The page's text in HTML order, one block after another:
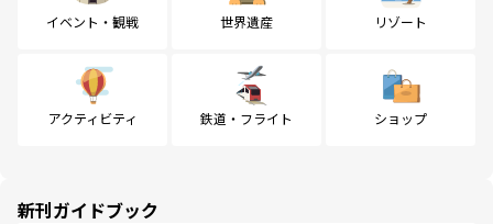
イベント・観戦 世界遺産 リゾート
アクティビティ 鉄道・フライト ショップ
新刊ガイドブック